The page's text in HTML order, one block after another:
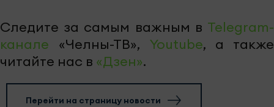
Следите за самым важным в Telegram-
канале «Челны-ТВ», Youtube, а также
читайте нас в «Дзен».
Перейти на страницу новости